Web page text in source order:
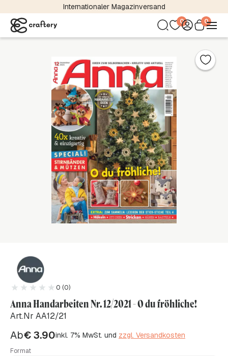
Kostenloser Versand bereits ab 24,95 €
0 0
0 (0)
Anna Handarbeiten Nr. 12/2021 - O du fröhliche!
Art.Nr AA12/21
Ab€3.90inkl. 7% MwSt. und zzgl. Versandkosten
Format